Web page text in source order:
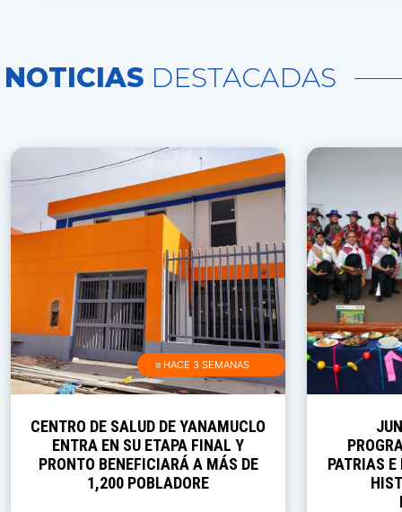
NOTICIAS DESTACADAS
≡ HACE 3 SEMANAS
CENTRO DE SALUD DE YANAMUCLO
ENTRA EN SU ETAPA FINAL Y
PRONTO BENEFICIARÁ A MÁS DE
1,200 POBLADORE
PATRIAS